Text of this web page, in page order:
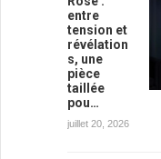
entre
tension et
révélation
s, une
pièce
taillée
pou…
juillet 20, 2026